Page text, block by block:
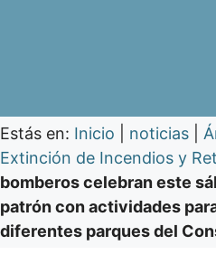
Estás en: Inicio noticias
Extinción de Incendios y
bomberos celebran este
patrón con actividades
diferentes parques del